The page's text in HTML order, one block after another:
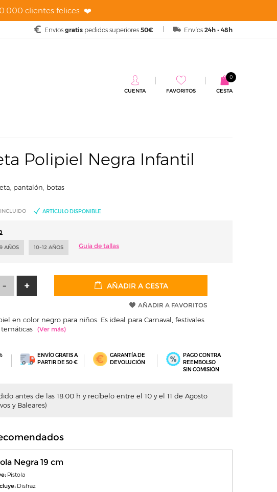
clientes felices ❤️
Envíos 24h - 48h
Envíos gratis pedidos superiores 50€
CESTA
0
CUENTA FAVORITOS
Polipiel Negra Infantil
pantalón, botas
ARTÍCULO DISPONIBLE
AÑOS 10-12 AÑOS Guía de tallas
AÑADIR A CESTA
AÑADIR A FAVORITOS
en color negro para niños. Es ideal para Carnaval, festivales
temáticas
ENVÍO GRATIS A
PARTIR DE 50 €
GARANTÍA DE
DEVOLUCIÓN
PAGO CONTRA
REEMBOLSO
SIN COMISIÓN
antes de las 18:00 h y recíbelo entre el 10 y el 11 de Agosto
y Baleares)
Negra 19 cm
Pistola
Disfraz